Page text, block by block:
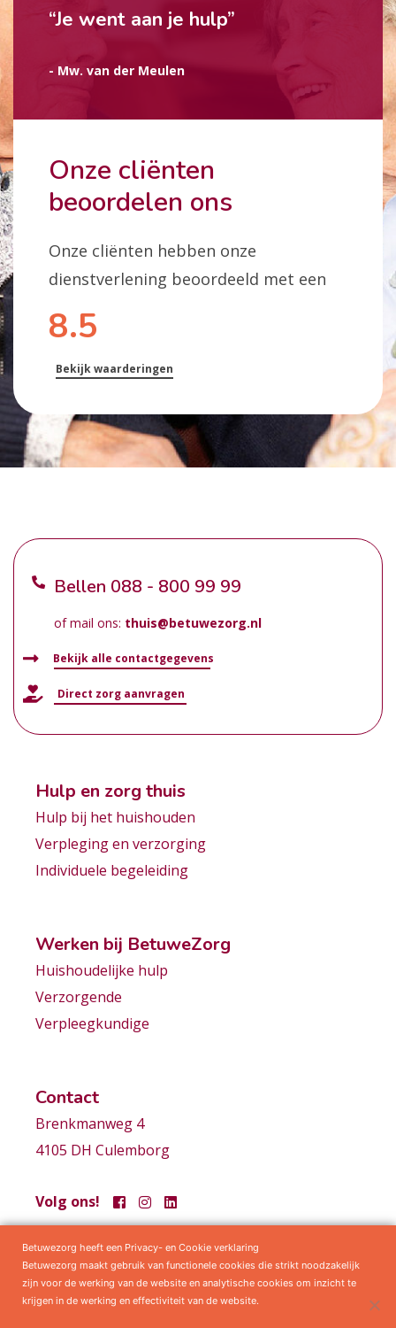
Onze cliënten
beoordelen ons
Onze cliënten hebben onze
dienstverlening beoordeeld met een
8.5
Bekijk waarderingen
“Je went aan je hulp”
- Mw. van der Meulen
Bellen 088 - 800 99 99
of mail ons: thuis@betuwezorg.nl
Bekijk alle contactgegevens
Direct zorg aanvragen
Hulp en zorg thuis
Hulp bij het huishouden
Verpleging en verzorging
Individuele begeleiding
Werken bij BetuweZorg
Huishoudelijke hulp
Verzorgende
Verpleegkundige
Contact
Brenkmanweg 4
4105 DH Culemborg
Volg ons!
Samenwerkingen Privacy statement Algemene voorwaarden
Betuwezorg heeft een Privacy- en Cookie verklaring
Betuwezorg maakt gebruik van functionele cookies die strikt noodzakelijk
zijn voor de werking van de website en analytische cookies om inzicht te
krijgen in de werking en effectiviteit van de website.